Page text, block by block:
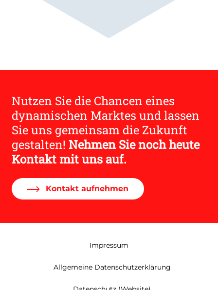
Nutzen Sie die Chancen eines
dynamischen Marktes und lassen
Sie uns gemeinsam die Zukunft
gestalten! Nehmen Sie noch heute
Kontakt mit uns auf.
Kontakt aufnehmen
Impressum
Allgemeine Datenschutzerklärung